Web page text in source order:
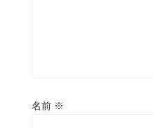
名前 ※